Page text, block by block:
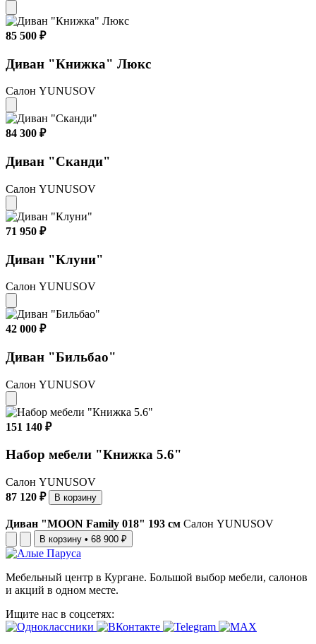
85 500 ₽
Диван "Книжка" Люкс
Салон YUNUSOV
84 300 ₽
Диван "Сканди"
Салон YUNUSOV
71 950 ₽
Диван "Клуни"
Салон YUNUSOV
42 000 ₽
Диван "Бильбао"
Салон YUNUSOV
151 140 ₽
Набор мебели "Книжка 5.6"
Салон YUNUSOV
87 120 ₽
В корзину
Диван "MOON Family 018" 193 см Салон YUNUSOV
В корзину • 68 900 ₽
Мебельный центр в Кургане. Большой выбор мебели, салонов
и акций в одном месте.
Ищите нас в соцсетях: